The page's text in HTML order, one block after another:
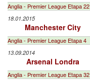
Anglia - Premier League Etapa 22
18.01.2015
Manchester City
Anglia - Premier League Etapa 4
13.09.2014
Arsenal Londra
Anglia - Premier League Etapa 32